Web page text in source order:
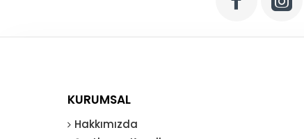
KURUMSAL
Hakkımızda